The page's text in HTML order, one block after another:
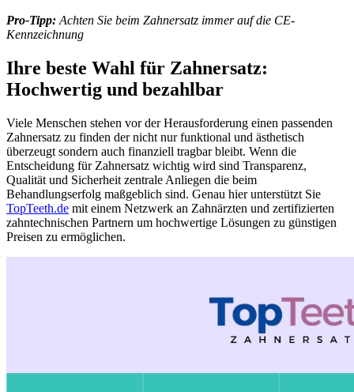
Pro-Tipp: Achten Sie beim Zahnersatz immer auf die CE-
Kennzeichnung
Ihre beste Wahl für Zahnersatz:
Hochwertig und bezahlbar
Viele Menschen stehen vor der Herausforderung einen passenden
Zahnersatz zu finden der nicht nur funktional und ästhetisch
überzeugt sondern auch finanziell tragbar bleibt. Wenn die
Entscheidung für Zahnersatz wichtig wird sind Transparenz,
Qualität und Sicherheit zentrale Anliegen die beim
Behandlungserfolg maßgeblich sind. Genau hier unterstützt Sie
TopTeeth.de mit einem Netzwerk an Zahnärzten und zertifizierten
zahntechnischen Partnern um hochwertige Lösungen zu günstigen
Preisen zu ermöglichen.